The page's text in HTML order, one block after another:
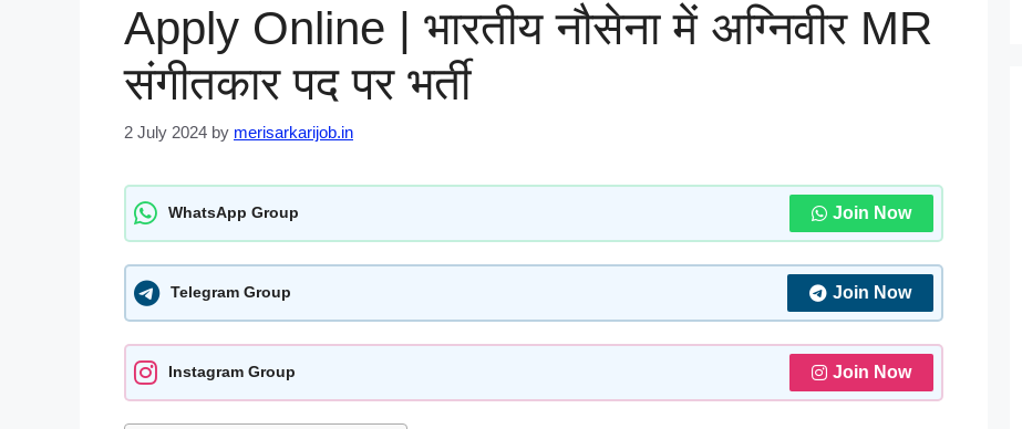
Apply Online | भारतीय नौसेना में अग्निवीर MR
संगीतकार पद पर भर्ती
2 July 2024 by merisarkarijob.in
WhatsApp Group Join Now
Telegram Group Join Now
Instagram Group Join Now